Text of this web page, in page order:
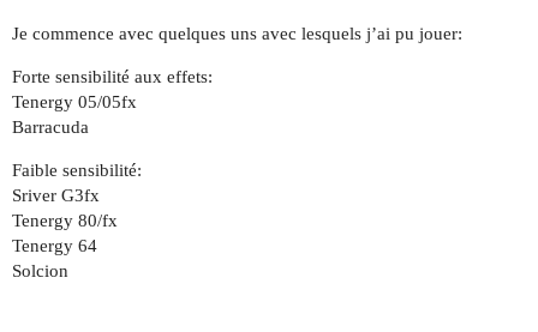
Je commence avec quelques uns avec lesquels j’ai pu jouer:
Forte sensibilité aux effets:
Tenergy 05/05fx
Barracuda
Faible sensibilité:
Sriver G3fx
Tenergy 80/fx
Tenergy 64
Solcion